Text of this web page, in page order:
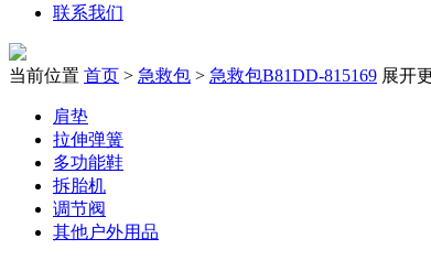
联系我们
当前位置 首页 > 急救包 > 急救包B81DD-815169 展开
肩垫
拉伸弹簧
多功能鞋
拆胎机
调节阀
其他户外用品